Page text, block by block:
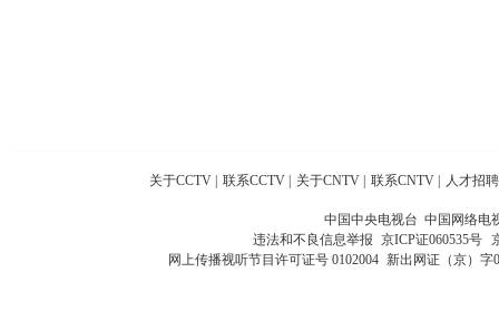
关于CCTV 联系CCTV 关于CNTV 联系CNTV 人才招聘
中国中央电视台 中国网络电
违法和不良信息举报 京ICP证060535号
网上传播视听节目许可证号 0102004 新出网证（京）